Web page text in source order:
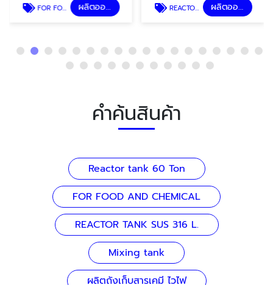
FOR FOOD AND CHEMICAL ผลิตออกแบบถังอุตสาหกรรม REACTOR TANK SUS 316 L. ผลิตออกแบบถังอุตสาหกรรม
คำค้นสินค้า
Reactor tank 60 Ton
FOR FOOD AND CHEMICAL
REACTOR TANK SUS 316 L.
Mixing tank
ผลิตถังเก็บสารเคมี ไวไฟ